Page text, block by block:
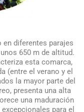
en diferentes parajes
650 m de altitud.
esta comarca,
(entre el verano y el
la mayor parte del
presenta una alta
una maduración
para el